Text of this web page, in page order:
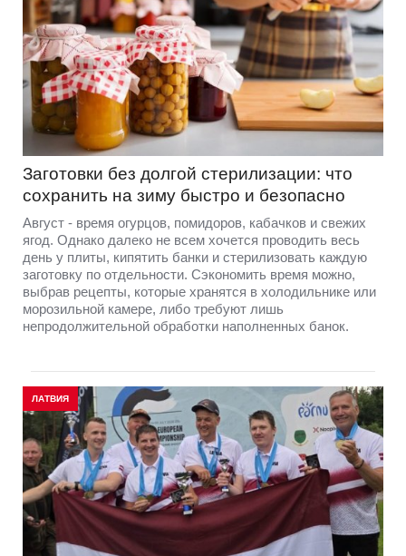
Заготовки без долгой стерилизации: что
сохранить на зиму быстро и безопасно
Август - время огурцов, помидоров, кабачков и свежих
ягод. Однако далеко не всем хочется проводить весь
день у плиты, кипятить банки и стерилизовать каждую
заготовку по отдельности. Сэкономить время можно,
выбрав рецепты, которые хранятся в холодильнике или
морозильной камере, либо требуют лишь
непродолжительной обработки наполненных банок.
ЛАТВИЯ